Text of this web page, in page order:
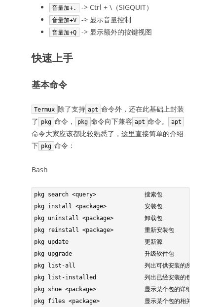
音量加+. -> Ctrl + \（SIGQUIT）
音量加+V -> 显示音量控制
音量加+Q -> 显示额外的按键视图
快速上手
基本命令
Termux 除了支持 apt 命令外，还在此基础上封装
了 pkg 命令， pkg 命令向下兼容 apt 命令。 apt
命令大家应该都比较熟悉了，这里直接简单的介绍
下 pkg 命令：
Bash
pkg search <query>              搜索包
pkg install <package>           安装包
pkg uninstall <package>         卸载包
pkg reinstall <package>         重新安装包
pkg update                      更新源
pkg upgrade                     升级软件包
pkg list-all                    列出可供安装的所有包
pkg list-installed              列出已经安装的包
pkg shoe <package>              显示某个包的详细信息